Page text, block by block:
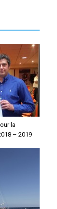
la
– 2019